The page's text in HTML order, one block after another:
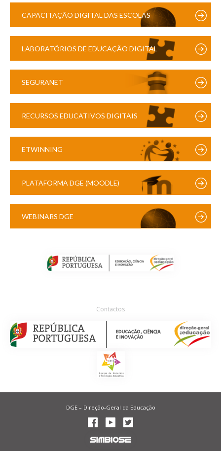
CAPACITAÇÃO DIGITAL DAS ESCOLAS
LABORATÓRIOS DE EDUCAÇÃO DIGITAL
SEGURANET
RECURSOS EDUCATIVOS DIGITAIS
ETWINNING
PLATAFORMA DGE (MOODLE)
WEBINARS DGE
Contactos
DGE – Direção-Geral da Educação